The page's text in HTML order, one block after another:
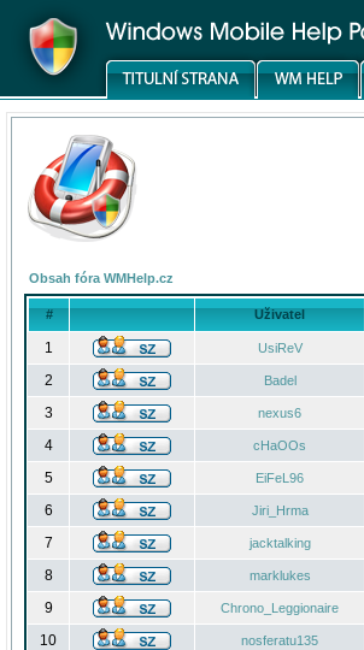
Obsah fóra WMHelp.cz
# Uživatel
1 UsiReV
2 Badel
3 nexus6
4 cHaOOs
5 EiFeL96
6
Jiri_Hrma
7 jacktalking
8 marklukes
9 Chrono_Leggionaire
10 nosferatu135